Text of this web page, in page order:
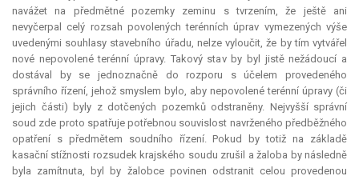
navážet na předmětné pozemky zeminu s tvrzením, že ještě ani
nevyčerpal celý rozsah povolených terénních úprav vymezených výše
uvedenými souhlasy stavebního úřadu, nelze vyloučit, že by tím vytvářel
nové nepovolené terénní úpravy. Takový stav by byl jistě nežádoucí a
dostával by se jednoznačně do rozporu s účelem provedeného
správního řízení, jehož smyslem bylo, aby nepovolené terénní úpravy (či
jejich části) byly z dotčených pozemků odstraněny. Nejvyšší správní
soud zde proto spatřuje potřebnou souvislost navrženého předběžného
opatření s předmětem soudního řízení. Pokud by totiž na základě
kasační stížnosti rozsudek krajského soudu zrušil a žaloba by následně
byla zamítnuta, byl by žalobce povinen odstranit celou provedenou